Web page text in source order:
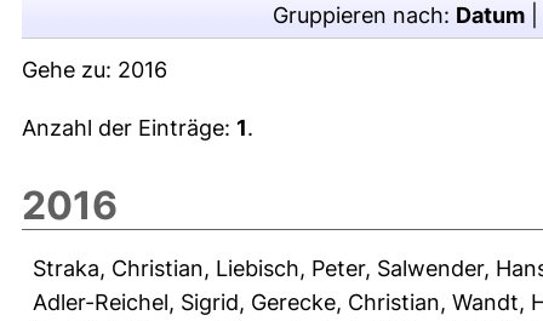
Gruppieren nach: Datum
Gehe zu: 2016
Anzahl der Einträge: 1.
2016
Straka, Christian, Liebisch, Peter, Salwender,
Adler-Reichel, Sigrid, Gerecke, Christian, Wandt,